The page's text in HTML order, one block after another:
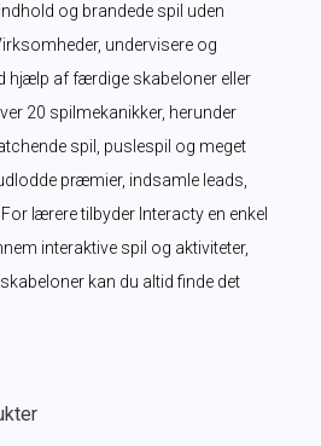
og brandede spil uden
undervisere og
hjælp af færdige skabeloner eller
20 spilmekanikker, herunder
spil, puslespil og meget
præmier, indsamle leads,
lærere tilbyder Interacty en enkel
interaktive spil og aktiviteter,
kan du altid finde det